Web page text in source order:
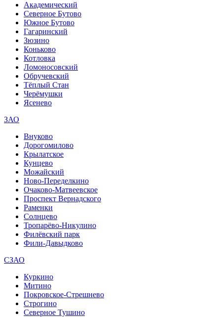
Академический
Северное Бутово
Южное Бутово
Гагаринский
Зюзино
Коньково
Котловка
Ломоносовский
Обручевский
Тёплый Стан
Черёмушки
Ясенево
ЗАО
Внуково
Дорогомилово
Крылатское
Кунцево
Можайский
Ново-Переделкино
Очаково-Матвеевское
Проспект Вернадского
Раменки
Солнцево
Тропарёво-Никулино
Филёвский парк
Фили-Давыдково
СЗАО
Куркино
Митино
Покровское-Стрешнево
Строгино
Северное Тушино